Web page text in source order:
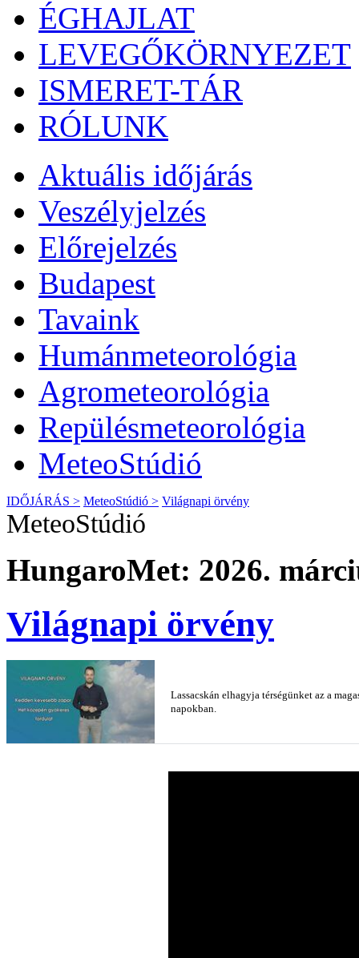
ÉGHAJLAT
LEVEGŐKÖRNYEZET
ISMERET-TÁR
RÓLUNK
Aktuális időjárás
Veszélyjelzés
Előrejelzés
Budapest
Tavaink
Humánmeteorológia
Agrometeorológia
Repülésmeteorológia
MeteoStúdió
IDŐJÁRÁS > MeteoStúdió > Világnapi örvény
MeteoStúdió
HungaroMet: 2026.
Világnapi örvény
Lassacskán elhagyja térségünket az a
napokban.